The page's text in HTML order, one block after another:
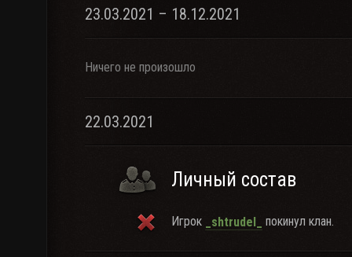
23.03.2021 – 18.12.2021
Ничего не произошло
22.03.2021
Личный состав
Игрок _shtrudel_ покинул клан.